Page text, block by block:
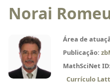
Norai
Área de
Publicação:
MathSciNet ID:
Currículo